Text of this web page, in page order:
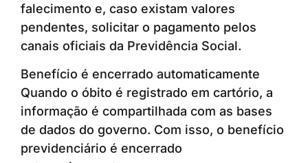
falecimento e, caso existam valores
pendentes, solicitar o pagamento pelos
canais oficiais da Previdência Social.
Benefício é encerrado automaticamente
Quando o óbito é registrado em cartório, a
informação é compartilhada com as bases
de dados do governo. Com isso, o benefício
previdenciário é encerrado